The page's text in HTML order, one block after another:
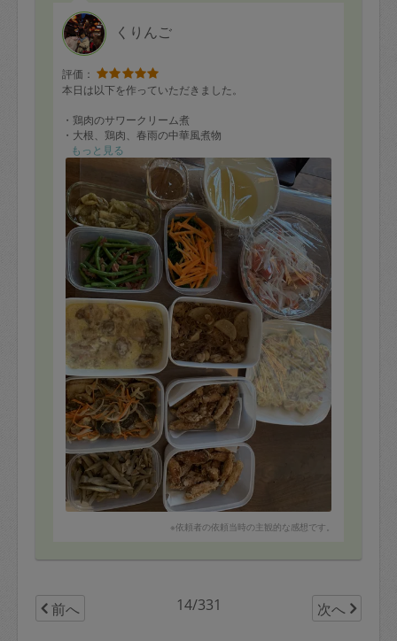
くりんご
評価：
本日は以下を作っていただきました。
・鶏肉のサワークリーム煮
・大根、鶏肉、春雨の中華風煮物
・あじの南蛮漬け
・鶏手羽のから揚げ
・トマトと新玉ねぎのサラダ
・ほうれん草と人参のお浸し
・ごぼうとこんにゃくの煮物
・ズッキーニのベーコンチーズ焼き
・いんげんとベーコンの炒め物
・なすのお浸し
主菜の材料を多く準備してしまい工数が増えてしまった
にもかかわらず10品作ってくださいました。
ズッキーニのベーコンチーズ焼きは初めて作っていただ
いたのですが子供達にも好評で美味しくいただきまし
た！
次回もどうぞよろしくお願い致します。
もっと見る
※依頼者の依頼当時の主観的な感想です。
前へ 14/331 次へ